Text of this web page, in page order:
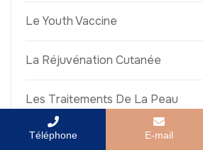
Le Youth Vaccine
La Réjuvénation Cutanée
Les Traitements De La Peau
Le Retrait Des Grains De Beauté
Téléphone E-mail